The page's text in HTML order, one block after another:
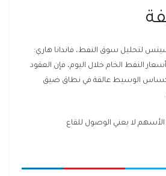
لتحليل سوق النفط، فاندانا هاري:
النفط الخام خلال اليوم، فإن العقود
تكساس الوسيط عالقة في نطاق ضيق
الأسهم لا يعني الوصول للقاع